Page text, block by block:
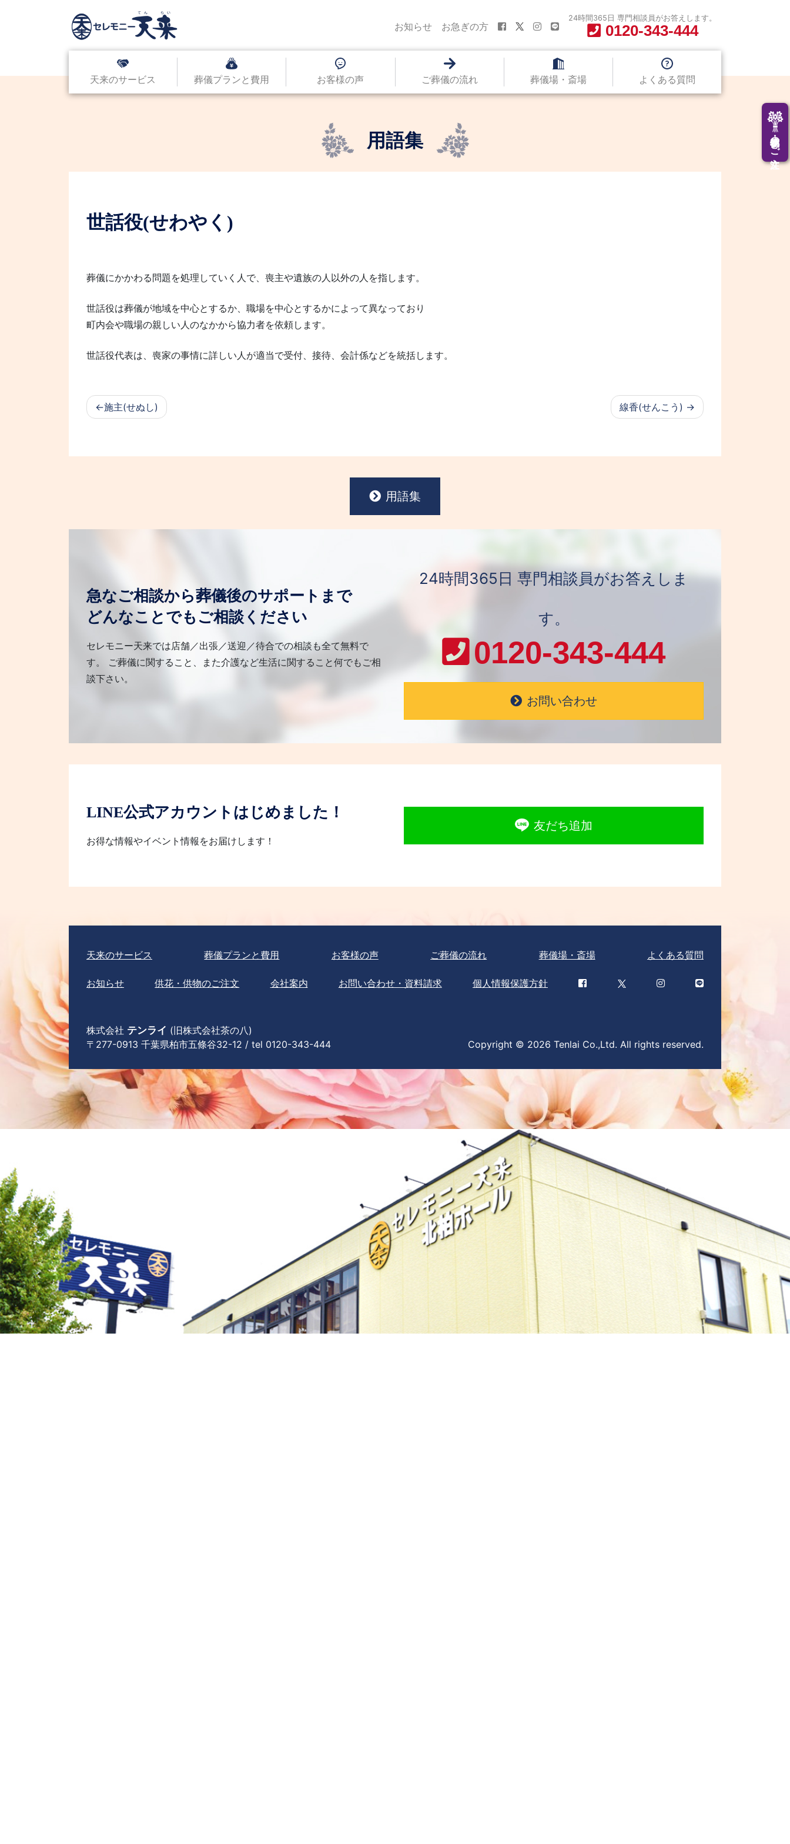
供花・供物のご注文
天来のサービス 葬儀プランと費用 お客様の声 ご葬儀の流れ 葬儀場・斎場 よくある質問
お知らせ お急ぎの方
24時間365日 専門相談員がお答えします。
0120-343-444
用語集
世話役(せわやく)
葬儀にかかわる問題を処理していく人で、喪主や遺族の人以外の人を指します。
世話役は葬儀が地域を中心とするか、職場を中心とするかによって異なっており
町内会や職場の親しい人のなかから協力者を依頼します。
世話役代表は、喪家の事情に詳しい人が適当で受付、接待、会計係などを統括します。
施主(せぬし) 線香(せんこう)
用語集
急なご相談から葬儀後のサポートまで
どんなことでもご相談ください
セレモニー天来では店舗／出張／送迎／待合での相談も全て無料で
す。 ご葬儀に関すること、また介護など生活に関すること何でもご相
談下さい。
24時間365日 専門相談員がお答えしま
す。
0120-343-444
お問い合わせ
LINE公式アカウントはじめました！
お得な情報やイベント情報をお届けします！
友だち追加
天来のサービス 葬儀プランと費用 お客様の声 ご葬儀の流れ 葬儀場・斎場 よくある質問
お知らせ 供花・供物のご注文 会社案内 お問い合わせ・資料請求 個人情報保護方針
株式会社 テンライ (旧株式会社茶の八)
〒277-0913 千葉県柏市五條谷32-12 / tel 0120-343-444
Copyright © 2026 Tenlai Co.,Ltd. All rights reserved.